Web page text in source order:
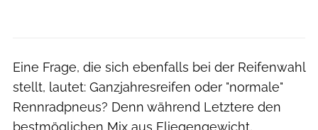
Eine Frage, die sich ebenfalls bei der Reifenwahl
stellt, lautet: Ganzjahresreifen oder "normale"
Rennradpneus? Denn während Letztere den
bestmöglichen Mix aus Fliegengewicht,